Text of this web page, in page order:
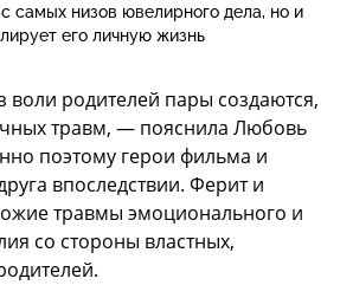
самых низов ювелирного дела, но и
его личную жизнь
воли родителей пары создаются,
травм, — пояснила Любовь
поэтому герои фильма и
впоследствии. Ферит и
травмы эмоционального и
со стороны властных,